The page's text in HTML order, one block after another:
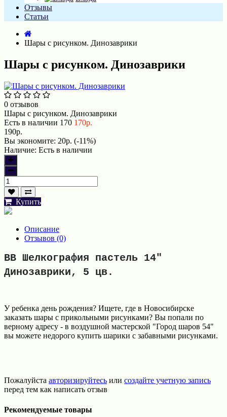
Отзывы
Статьи
Шары с рисунком. Динозаврики
Шары с рисунком. Динозаврики
0 отзывов
Шары с рисунком. Динозаврики
Есть в наличии 170 170р.
190р.
Вы экономите: 20р. (-11%)
Наличие: Есть в наличии
Купить
Описание
Отзывов (0)
BB Шелкография пастель 14"
Динозаврики, 5 цв.
У ребенка день рождения? Ищете, где в Новосибирске
заказать шары с прикольными рисунками? Вы попали по
верному адресу - в воздушной мастерской "Город шаров 54"
вы можете недорого купить шарики с забавными рисунками.
Пожалуйста авторизируйтесь или создайте учетную запись
перед тем как написать отзыв
Рекомендуемые товары